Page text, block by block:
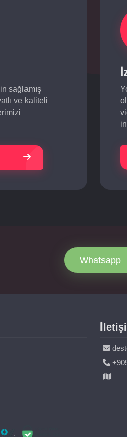
sağlamış
ve kaliteli
Whatsapp